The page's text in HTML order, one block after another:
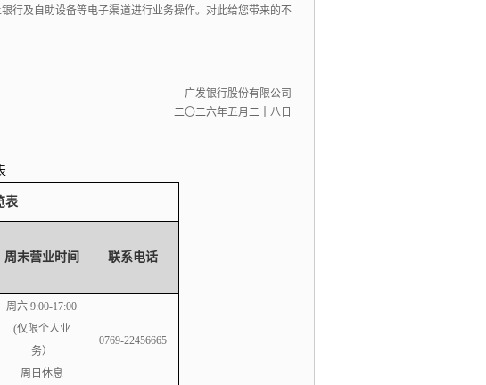
银行及自助设备等电子渠道进行业务操作。 对此给您带来的不
广发银行股份有限公司
二〇二六年五月二十八 日
表
周末营业时间 联系电话
周六 9:00-17:00
(仅限个人业
务）
周日休息
0769-22456665